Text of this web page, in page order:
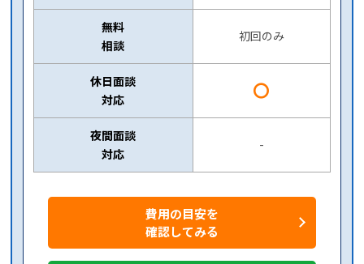
無料
相談
初回のみ
休日面談
対応
〇
夜間面談
対応
-
費用の目安を
確認してみる